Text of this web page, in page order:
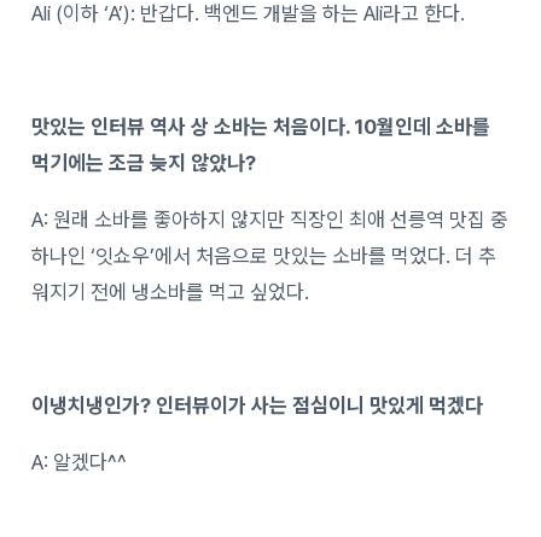
Ali (이하 ‘A’): 반갑다. 백엔드 개발을 하는 Ali라고 한다.
맛있는 인터뷰 역사 상 소바는 처음이다. 10월인데 소바를
먹기에는 조금 늦지 않았나?
A: 원래 소바를 좋아하지 않지만 직장인 최애 선릉역 맛집 중
하나인 ‘잇쇼우’에서 처음으로 맛있는 소바를 먹었다. 더 추
워지기 전에 냉소바를 먹고 싶었다.
이냉치냉인가? 인터뷰이가 사는 점심이니 맛있게 먹겠다
A: 알겠다^^